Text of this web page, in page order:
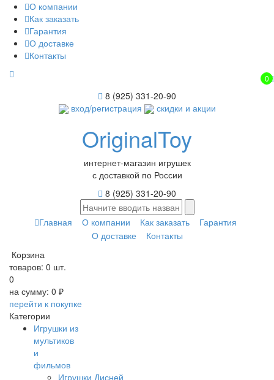
О компании
Как заказать
Гарантия
О доставке
Контакты
0
8 (925) 331-20-90
вход/регистрация
скидки и акции
OriginalToy
интернет-магазин игрушек
с доставкой по России
8 (925) 331-20-90
Главная О компании Как заказать
Гарантия
О доставке
Контакты
Корзина
товаров: 0 шт.
0
на сумму: 0 ₽
перейти к покупке
Категории
Игрушки из
мультиков
и
фильмов
Игрушки Дисней